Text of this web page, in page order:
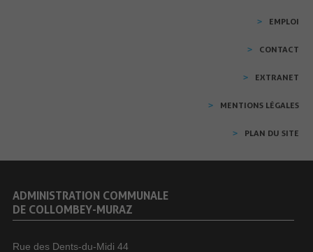
EMPLOI
CONTACT
EXTRANET
MENTIONS LÉGALES
PLAN DU SITE
ADMINISTRATION COMMUNALE
DE COLLOMBEY-MURAZ
Rue des Dents-du-Midi 44